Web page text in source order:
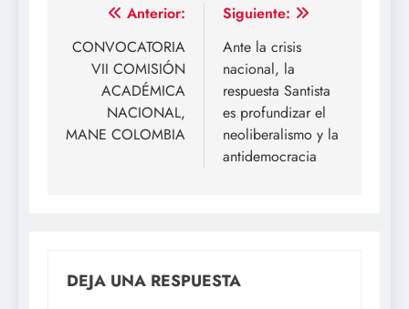
Navegación
de
entradas
Anterior:
CONVOCATORIA
VII COMISIÓN
ACADÉMICA
NACIONAL,
MANE COLOMBIA
Siguiente:
Ante la crisis
nacional, la
respuesta Santista
es profundizar el
neoliberalismo y la
antidemocracia
DEJA UNA RESPUESTA